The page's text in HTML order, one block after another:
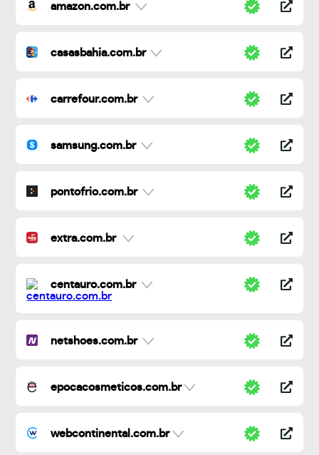
amazon.com.br
casasbahia.com.br
carrefour.com.br
samsung.com.br
pontofrio.com.br
extra.com.br
centauro.com.br
netshoes.com.br
epocacosmeticos.com.br
webcontinental.com.br